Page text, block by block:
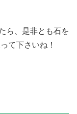
ら、是非とも石を
て下さいね！